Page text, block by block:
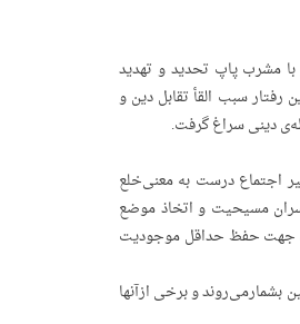
مشرب‌ پاپ‌ تحدید و تهدید
سبب‌ القأ تقابل‌ دین‌ و
دینی‌ سراغ‌ گرفت.
با ارباب‌ کلیسا: ، ۳طرح‌ سکولاریزاسیون‌ تدبیر اجتماع‌ درست‌ به‌ معنی‌خلع‌
مسیحیت‌ و اتخاذ موضع‌
جهت‌ حفظ‌ حداقل‌ موجودیت‌
و برخی‌ ازآنها